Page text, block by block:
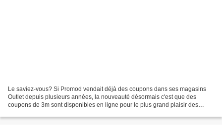
Le saviez-vous? Si Promod vendait déjà des coupons dans ses magasins
Outlet depuis plusieurs années, la nouveauté désormais c'est que des
coupons de 3m sont disponibles en ligne pour le plus grand plaisir des